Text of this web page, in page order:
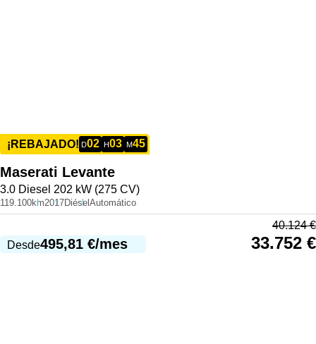
¡REBAJADO! D02 H03 M45
Maserati Levante
3.0 Diesel 202 kW (275 CV)
119.100km2017Diésel Automático
Desde495,81 €/mes
40.124€
33.752 €